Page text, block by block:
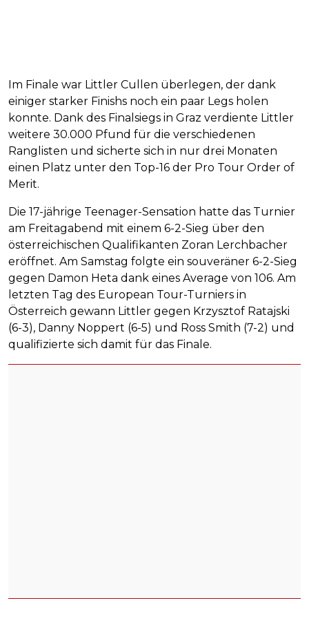
Im Finale war Littler Cullen überlegen, der dank
einiger starker Finishs noch ein paar Legs holen
konnte. Dank des Finalsiegs in Graz verdiente Littler
weitere 30.000 Pfund für die verschiedenen
Ranglisten und sicherte sich in nur drei Monaten
einen Platz unter den Top-16 der Pro Tour Order of
Merit.
Die 17-jährige Teenager-Sensation hatte das Turnier
am Freitagabend mit einem 6-2-Sieg über den
österreichischen Qualifikanten Zoran Lerchbacher
eröffnet. Am Samstag folgte ein souveräner 6-2-Sieg
gegen Damon Heta dank eines Average von 106. Am
letzten Tag des European Tour-Turniers in
Österreich gewann Littler gegen Krzysztof Ratajski
(6-3), Danny Noppert (6-5) und Ross Smith (7-2) und
qualifizierte sich damit für das Finale.